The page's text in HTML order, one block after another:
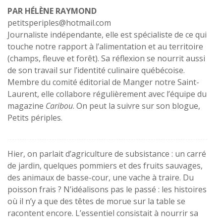
PAR HÉLÈNE RAYMOND
petitsperiples@hotmail.com
Journaliste indépendante, elle est spécialiste de ce qui
touche notre rapport à l’alimentation et au territoire
(champs, fleuve et forêt). Sa réflexion se nourrit aussi
de son travail sur l’identité culinaire québécoise.
Membre du comité éditorial de Manger notre Saint-
Laurent, elle collabore régulièrement avec l’équipe du
magazine Caribou. On peut la suivre sur son blogue,
Petits périples.
Hier, on parlait d’agriculture de subsistance : un carré
de jardin, quelques pommiers et des fruits sauvages,
des animaux de basse-cour, une vache à traire. Du
poisson frais ? N’idéalisons pas le passé : les histoires
où il n’y a que des têtes de morue sur la table se
racontent encore. L’essentiel consistait à nourrir sa